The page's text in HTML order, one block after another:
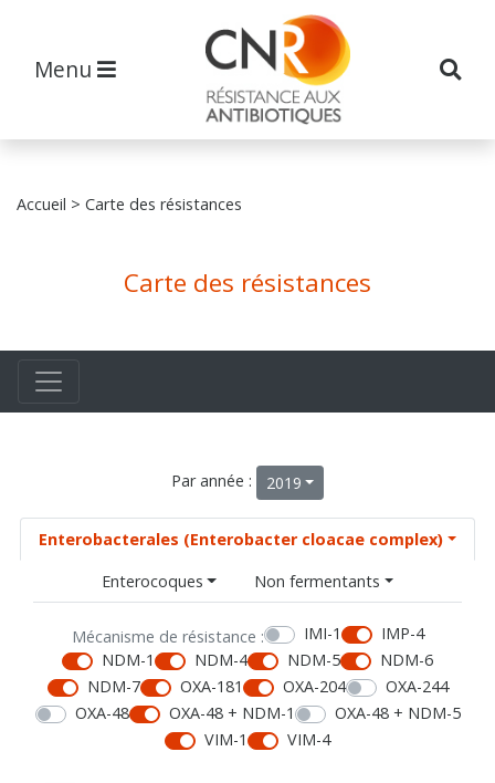
Menu
Accueil > Carte des résistances
Carte des résistances
Par année : 2019
Enterobacterales (Enterobacter cloacae complex)
Enterocoques
Non fermentants
Mécanisme de résistance : IMI-1
IMP-4
NDM-1
NDM-4 NDM-5
NDM-6
NDM-7
OXA-181 OXA-204
OXA-244
OXA-48
OXA-48 + NDM-1
OXA-48 + NDM-5
VIM-1
VIM-4